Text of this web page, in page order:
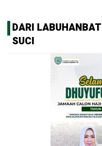
DARI
SUCI